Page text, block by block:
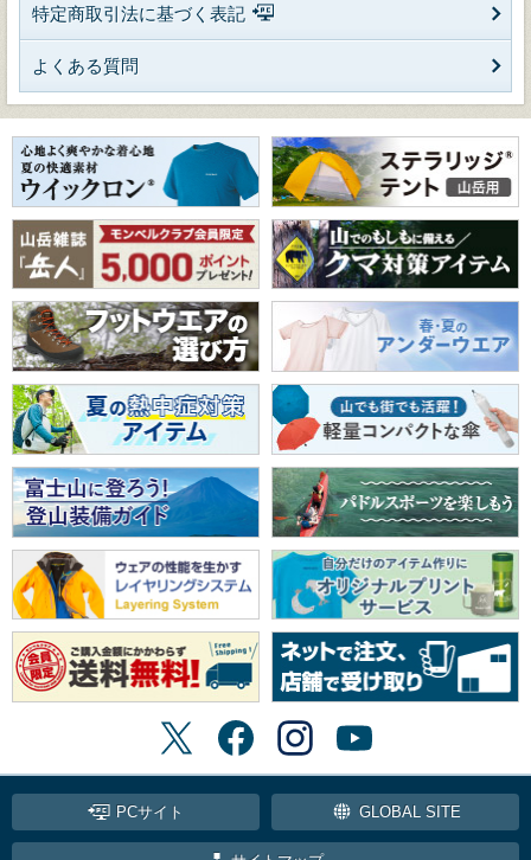
特定商取引法に基づく表記
よくある質問
PCサイト GLOBAL SITE